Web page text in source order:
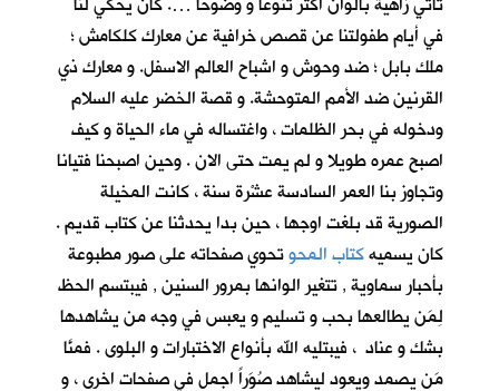
في أيام طفولتنا عن قصص خرافية عن معارك كلكامش ؛
ملك بابل ؛ ضد وحوش و اشباح العالم الاسفل. و معارك ذي
القرنين ضد الأمم المتوحشة. و قصة الخضر عليه السلام
ودخوله في بحر الظلمات ، واغتساله في ماء الحياة و كيف
اصبح عمره طويلا و لم يمت حتى الان . وحين اصبحنا فتيانا
وتجاوز بنا العمر السادسة عشْرة سنة ، كانت المخيلة
الصورية قد بلغت اوجها ، حين بدا يحدثنا عن كتاب قديم .
كان يسميهكتاب المحوتحوي صفحاته على صور مطبوعة
بأحبار سماوية , تتغير الوانها بمرور السنين , فيبتسم الحظ
لِمَن يطالعها بحب و تسليم و يعبس في وجه من يشاهدها
بشك و عناد ، فيبتليه الله بأنواع الاختبارات و البلوى . فمنَّا
مَن يصمد ويعود ليشاهد صُوَراً اجمل في صفحات اخرى ، و